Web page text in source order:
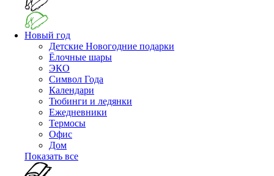
Новый год
Детские Новогодние подарки
Ёлочные шары
ЭКО
Символ Года
Календари
Тюбинги и ледянки
Ежедневники
Термосы
Офис
Дом
Показать все